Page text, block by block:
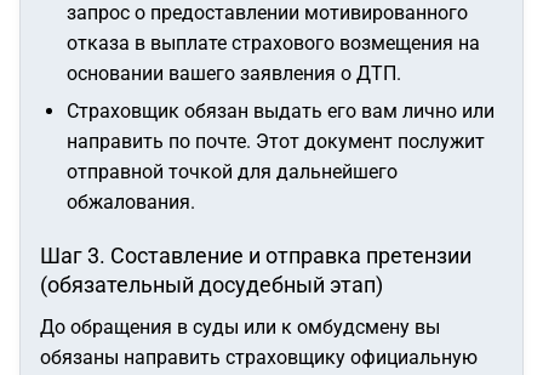
запрос о предоставлении мотивированного
отказа в выплате страхового возмещения на
основании вашего заявления о ДТП.
Страховщик обязан выдать его вам лично или
направить по почте. Этот документ послужит
отправной точкой для дальнейшего
обжалования.
Шаг 3. Составление и отправка претензии
(обязательный досудебный этап)
До обращения в суды или к омбудсмену вы
обязаны направить страховщику официальную